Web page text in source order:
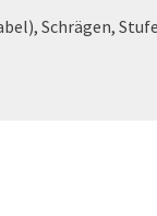
Schrägen,